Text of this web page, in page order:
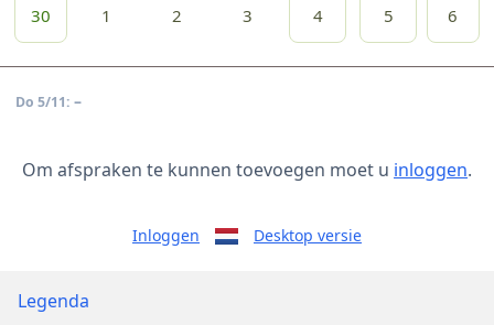
30 1 2 3 4 5 6
Do 5/11: –
Om afspraken te kunnen toevoegen moet u inloggen.
Inloggen Desktop versie
Legenda